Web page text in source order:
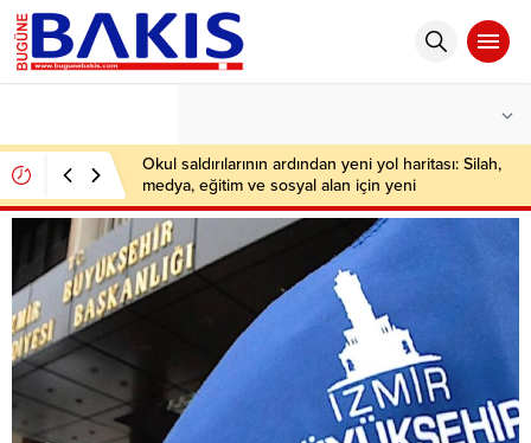
Okul saldırılarının ardından yeni yol haritası: Silah,
medya, eğitim ve sosyal alan için yeni
düzenlemeler